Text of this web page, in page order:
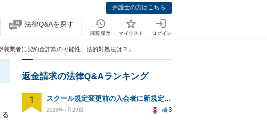
弁護士の方はこちら
法律Q&Aを探す
閲覧履歴 マイリスト ログイン
装業者に契約金詐欺の可能性、法的対処法は？」
返金請求の法律Q&Aランキング
1 スクール規定変更前の入会者に新規定は適用されるのか
2026年7月29日 3